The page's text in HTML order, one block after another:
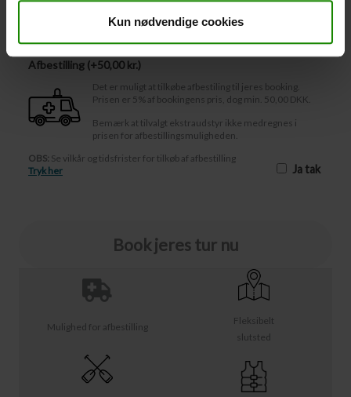
Kun nødvendige cookies
Fleksibelt
slutsted
Mulighed for afbestilling
Afbestilling
Afbestilling ( 50,00 kr.)
Det er muligt at tilkøbe afbestiling til jeres booking.
Prisen er 5% af bookingens pris, dog min. 50,00 DKK.
Bemærk at tilvalgt ekstraudstyr ikke medregnes i
prisen for afbestillingsmuligheden.
OBS: Se vilkår og tidsfrister for tilkøb af afbestilling
Tryk her
Ja tak
Book jeres tur nu